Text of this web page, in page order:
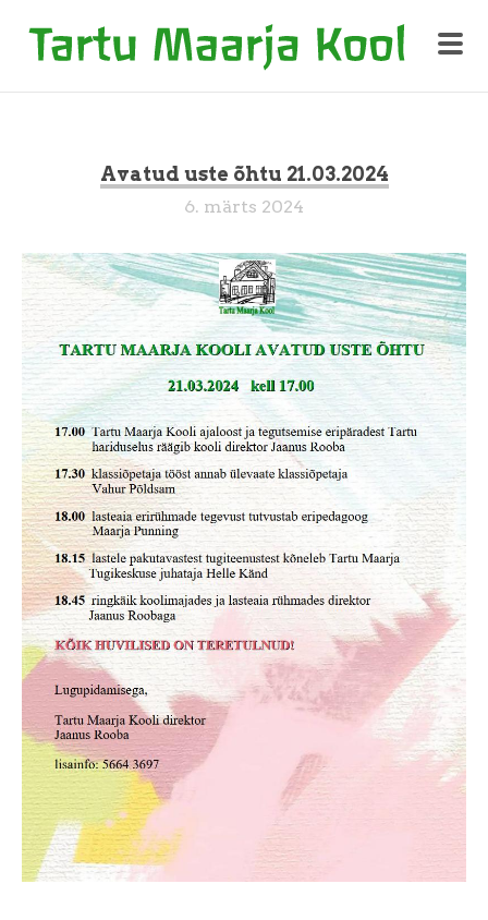
Avatud uste õhtu 21.03.2024
6. märts 2024